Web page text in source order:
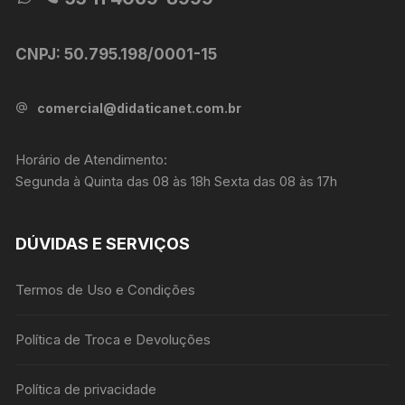
CNPJ: 50.795.198/0001-15
comercial@didaticanet.com.br
Horário de Atendimento:
Segunda à Quinta das 08 às 18h Sexta das 08 às 17h
DÚVIDAS E SERVIÇOS
Termos de Uso e Condições
Política de Troca e Devoluções
Política de privacidade